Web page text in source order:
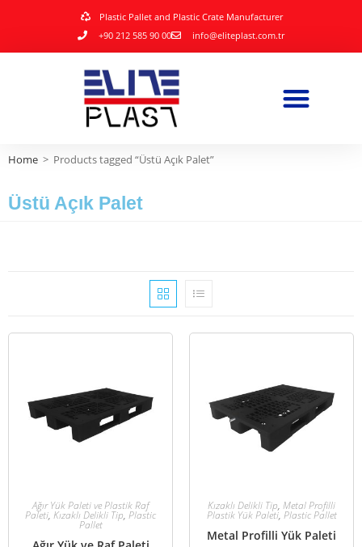
Plastic Pallet and Plastic Crate Manufacturer
+90 212 585 90 00
info@eliteplast.com.tr
Home > Products tagged “Üstü Açık Palet”
Üstü Açık Palet
Ağır Yük Paleti ve Plastik Raf
Paleti, Kızaklı Delikli Tip, Plastic
Pallet
Kızaklı Delikli Tip, Metal Profilli
Plastik Yük Paleti, Plastic Pallet
Metal Profilli Yük Paleti